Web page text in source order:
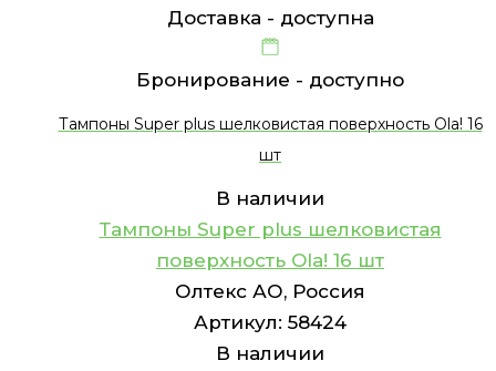
Доставка - доступна
Бронирование - доступно
Тампоны Super plus шелковистая поверхность Ola! 16
шт
В наличии
Тампоны Super plus шелковистая
поверхность Ola! 16 шт
Олтекс АО, Россия
Артикул: 58424
В наличии